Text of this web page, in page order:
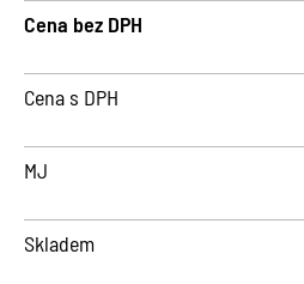
Cena bez DPH
Cena s DPH
MJ
Skladem